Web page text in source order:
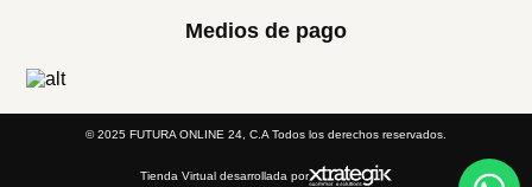
Medios de pago
© 2025 FUTURA ONLINE 24, C.A Todos los derechos reservados.
Tienda Virtual desarrollada por